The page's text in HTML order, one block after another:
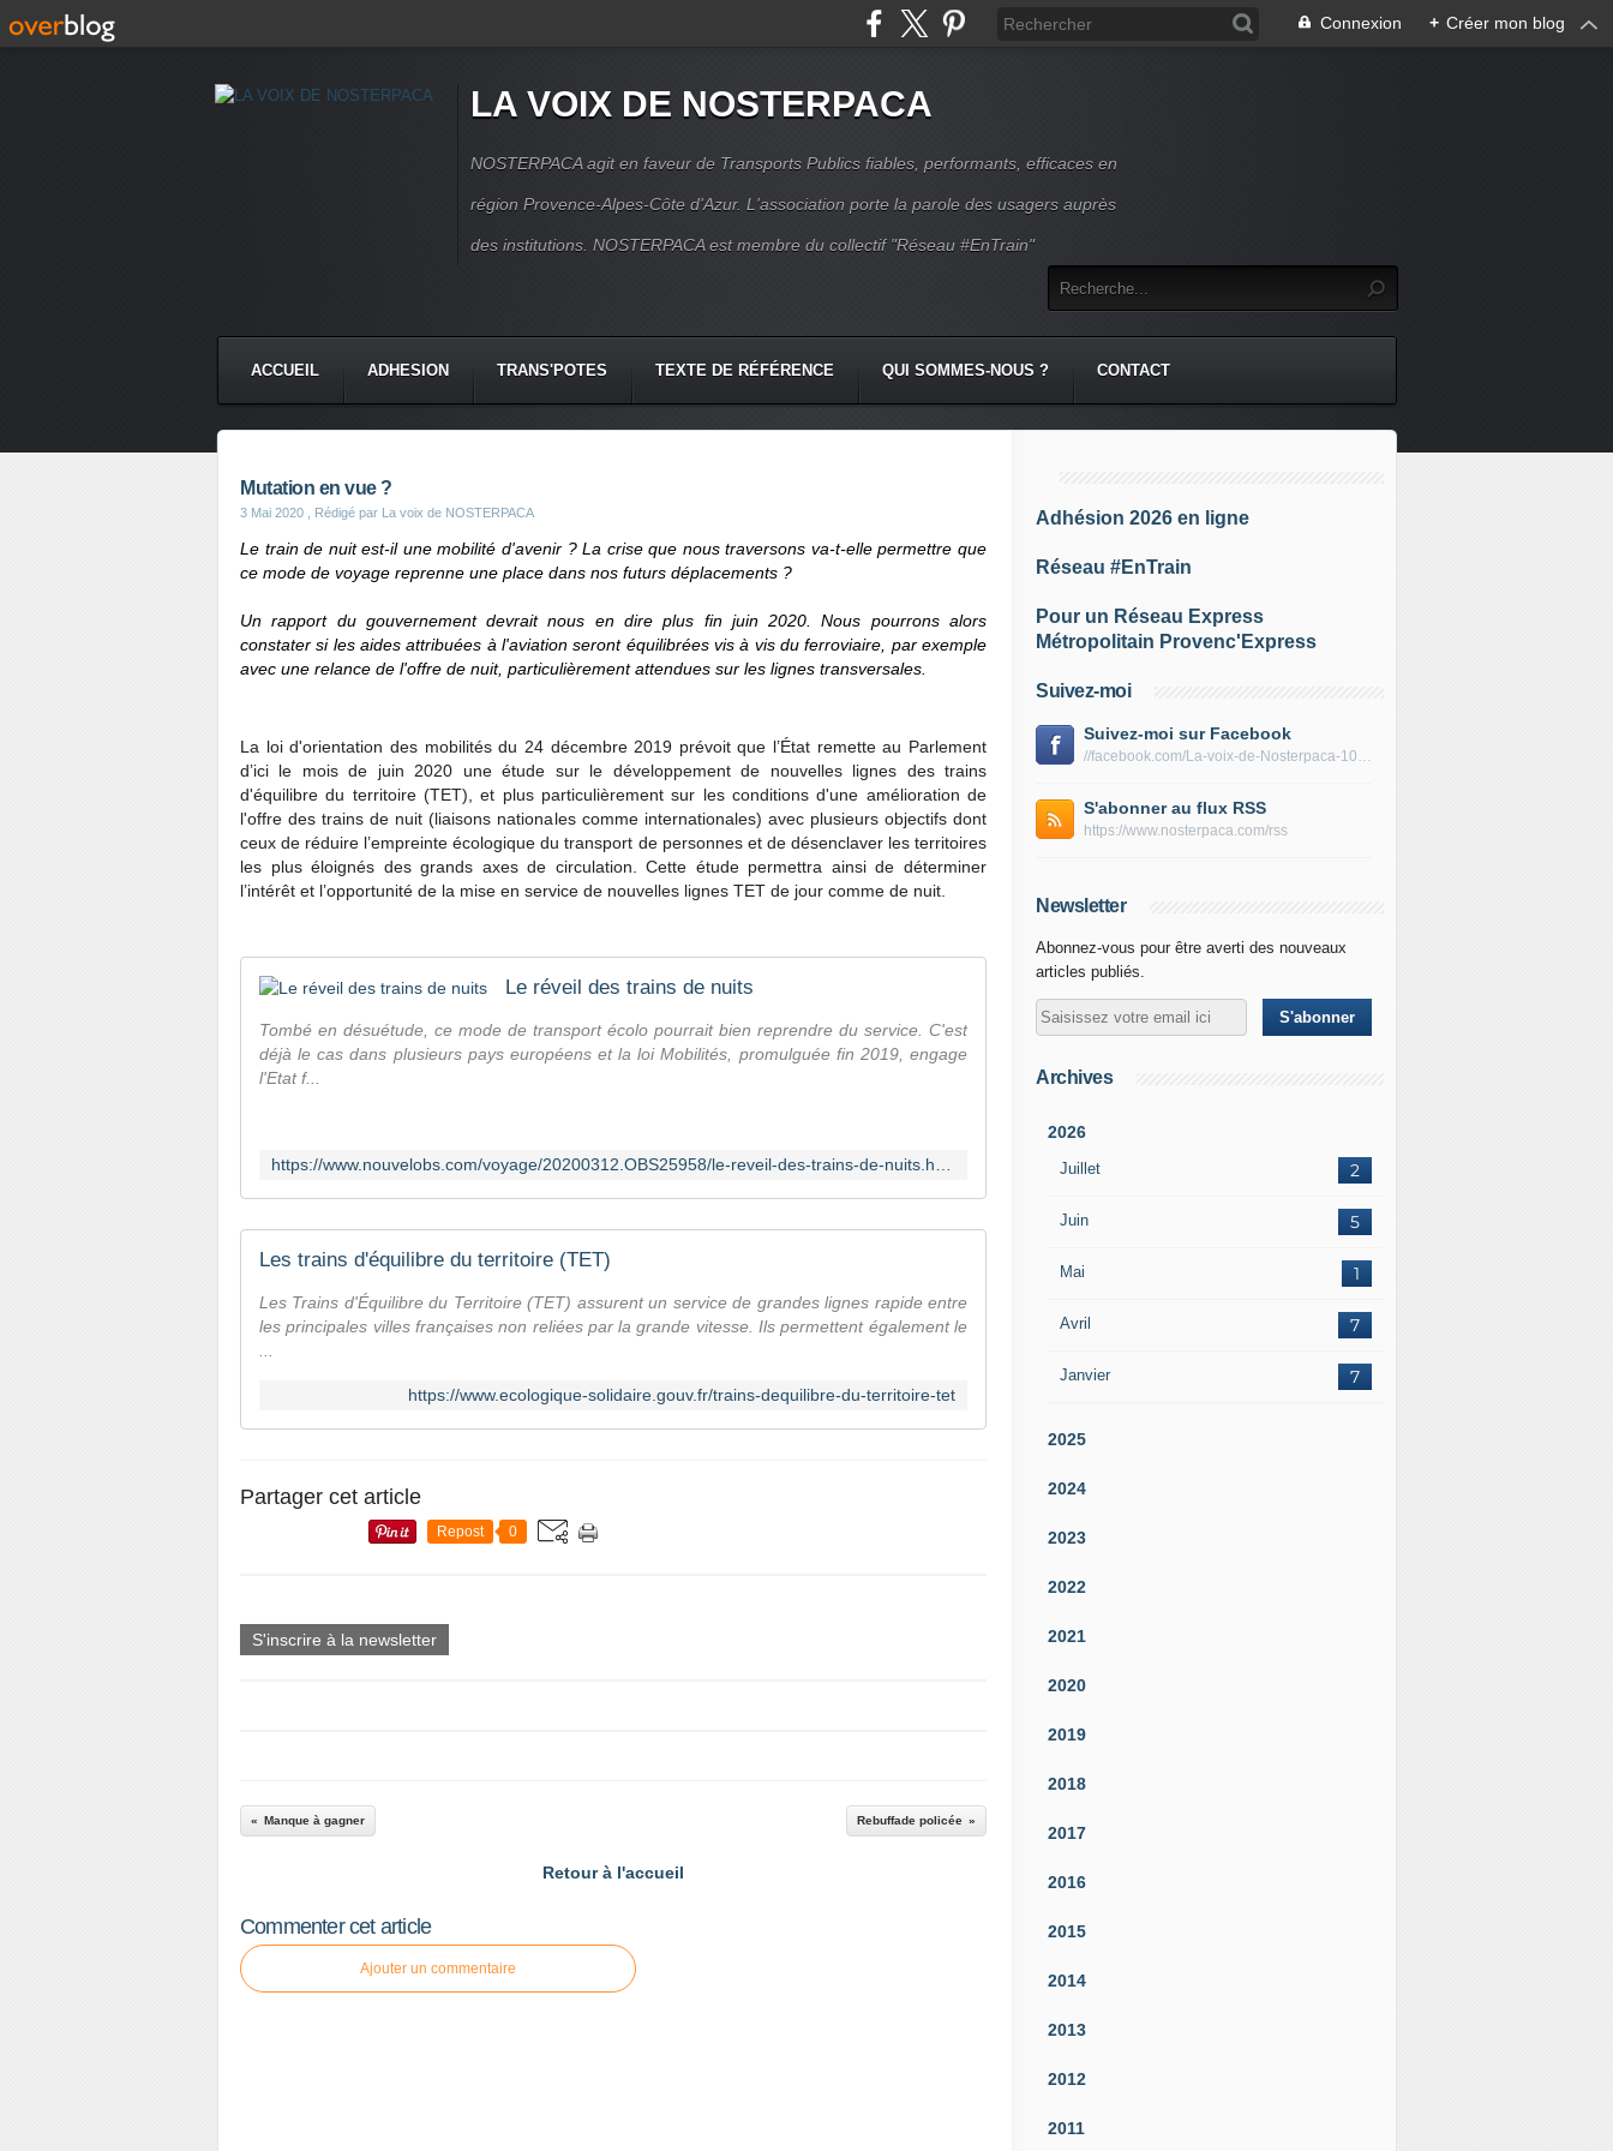
Connexion + Créer mon blog
LA VOIX DE NOSTERPACA
NOSTERPACA agit en faveur de Transports Publics fiables, performants, efficaces en
région Provence-Alpes-Côte d'Azur. L'association porte la parole des usagers auprès
des institutions. NOSTERPACA est membre du collectif "Réseau #EnTrain"
ACCUEIL ADHESION TRANS'POTES TEXTE DE RÉFÉRENCE QUI SOMMES-NOUS ? CONTACT
Mutation en vue ?
3 Mai 2020 , Rédigé par La voix de NOSTERPACA
Le train de nuit est-il une mobilité d'avenir ? La crise que nous traversons va-t-elle permettre que
ce mode de voyage reprenne une place dans nos futurs déplacements ?
Un rapport du gouvernement devrait nous en dire plus fin juin 2020. Nous pourrons alors
constater si les aides attribuées à l'aviation seront équilibrées vis à vis du ferroviaire, par exemple
avec une relance de l'offre de nuit, particulièrement attendues sur les lignes transversales.
La loi d'orientation des mobilités du 24 décembre 2019 prévoit que l’État remette au Parlement
d’ici le mois de juin 2020 une étude sur le développement de nouvelles lignes des trains
d'équilibre du territoire (TET), et plus particulièrement sur les conditions d'une amélioration de
l'offre des trains de nuit (liaisons nationales comme internationales) avec plusieurs objectifs dont
ceux de réduire l’empreinte écologique du transport de personnes et de désenclaver les territoires
les plus éloignés des grands axes de circulation. Cette étude permettra ainsi de déterminer
l’intérêt et l’opportunité de la mise en service de nouvelles lignes TET de jour comme de nuit.
Le réveil des trains de nuits
Tombé en désuétude, ce mode de transport écolo pourrait bien reprendre du service. C'est
déjà le cas dans plusieurs pays européens et la loi Mobilités, promulguée fin 2019, engage
l'Etat f...
Les trains d'équilibre du territoire (TET)
Les Trains d'Équilibre du Territoire (TET) assurent un service de grandes lignes rapide entre
les principales villes françaises non reliées par la grande vitesse. Ils permettent également le
https://www.ecologique-solidaire.gouv.fr/trains-dequilibre-du-territoire-tet
Partager cet article
Repost 0
S'inscrire à la newsletter
Manque à gagner Rebuffade policée
Retour à l'accueil
Commenter cet article
Ajouter un commentaire
Adhésion 2026 en ligne
Réseau #EnTrain
Pour un Réseau Express
Métropolitain Provenc'Express
Suivez-moi
Suivez-moi sur Facebook
//facebook.com/La-voix-de-Nosterpaca-106434384284735
S'abonner au flux RSS
https://www.nosterpaca.com/rss
Newsletter
Abonnez-vous pour être averti des nouveaux
articles publiés.
Archives
2026
Juillet 2
Juin 5
Mai 1
Avril 7
Janvier 7
2025
2024
2023
2022
2021
2020
2019
2018
2017
2016
2015
2014
2013
2012
2011